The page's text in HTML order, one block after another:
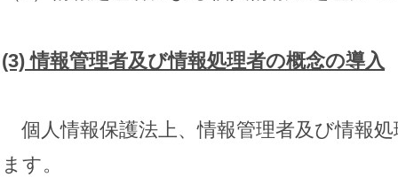
(3)情報管理者及び情報処理者の概念の導入
個人情報保護法上、情報管理者及び情報
ます。